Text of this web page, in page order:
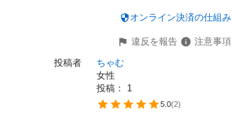
オンライン決済の仕組み
違反を報告
注意事項
投稿者
ちゃむ
女性
投稿： 1
5.0(2)